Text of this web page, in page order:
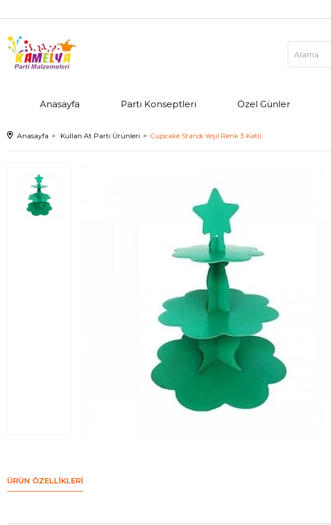
Anasayfa Parti Konseptleri Özel Günler
Anasayfa Kullan At Parti Ürünleri Cupcake Standı Yeşil Renk 3 Katlı
ÜRÜN ÖZELLIKLERI